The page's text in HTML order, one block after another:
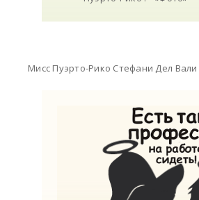
Мисс Пуэрто-Рико Стефани Дел Вали